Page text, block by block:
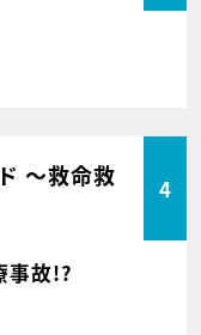
～救命救
4
事故!?